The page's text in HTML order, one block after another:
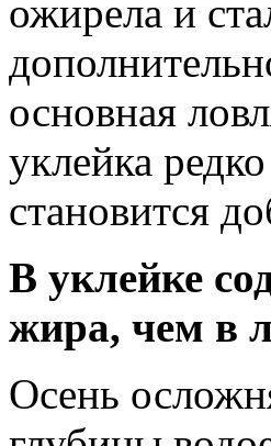
ожирела и
основная
уклейка
становится
В уклейке
жира, чем в
Осень